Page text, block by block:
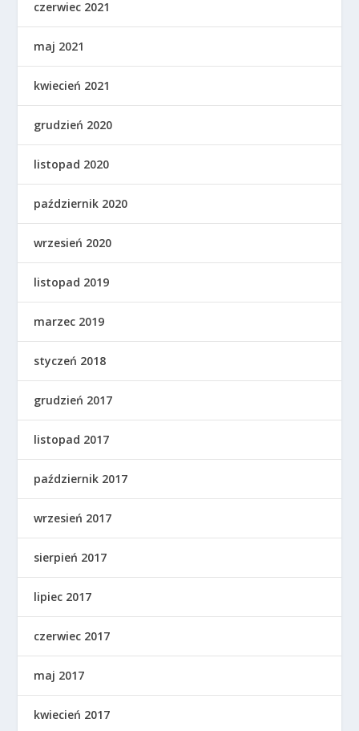
czerwiec 2021
maj 2021
kwiecień 2021
grudzień 2020
listopad 2020
październik 2020
wrzesień 2020
listopad 2019
marzec 2019
styczeń 2018
grudzień 2017
listopad 2017
październik 2017
wrzesień 2017
sierpień 2017
lipiec 2017
czerwiec 2017
maj 2017
kwiecień 2017